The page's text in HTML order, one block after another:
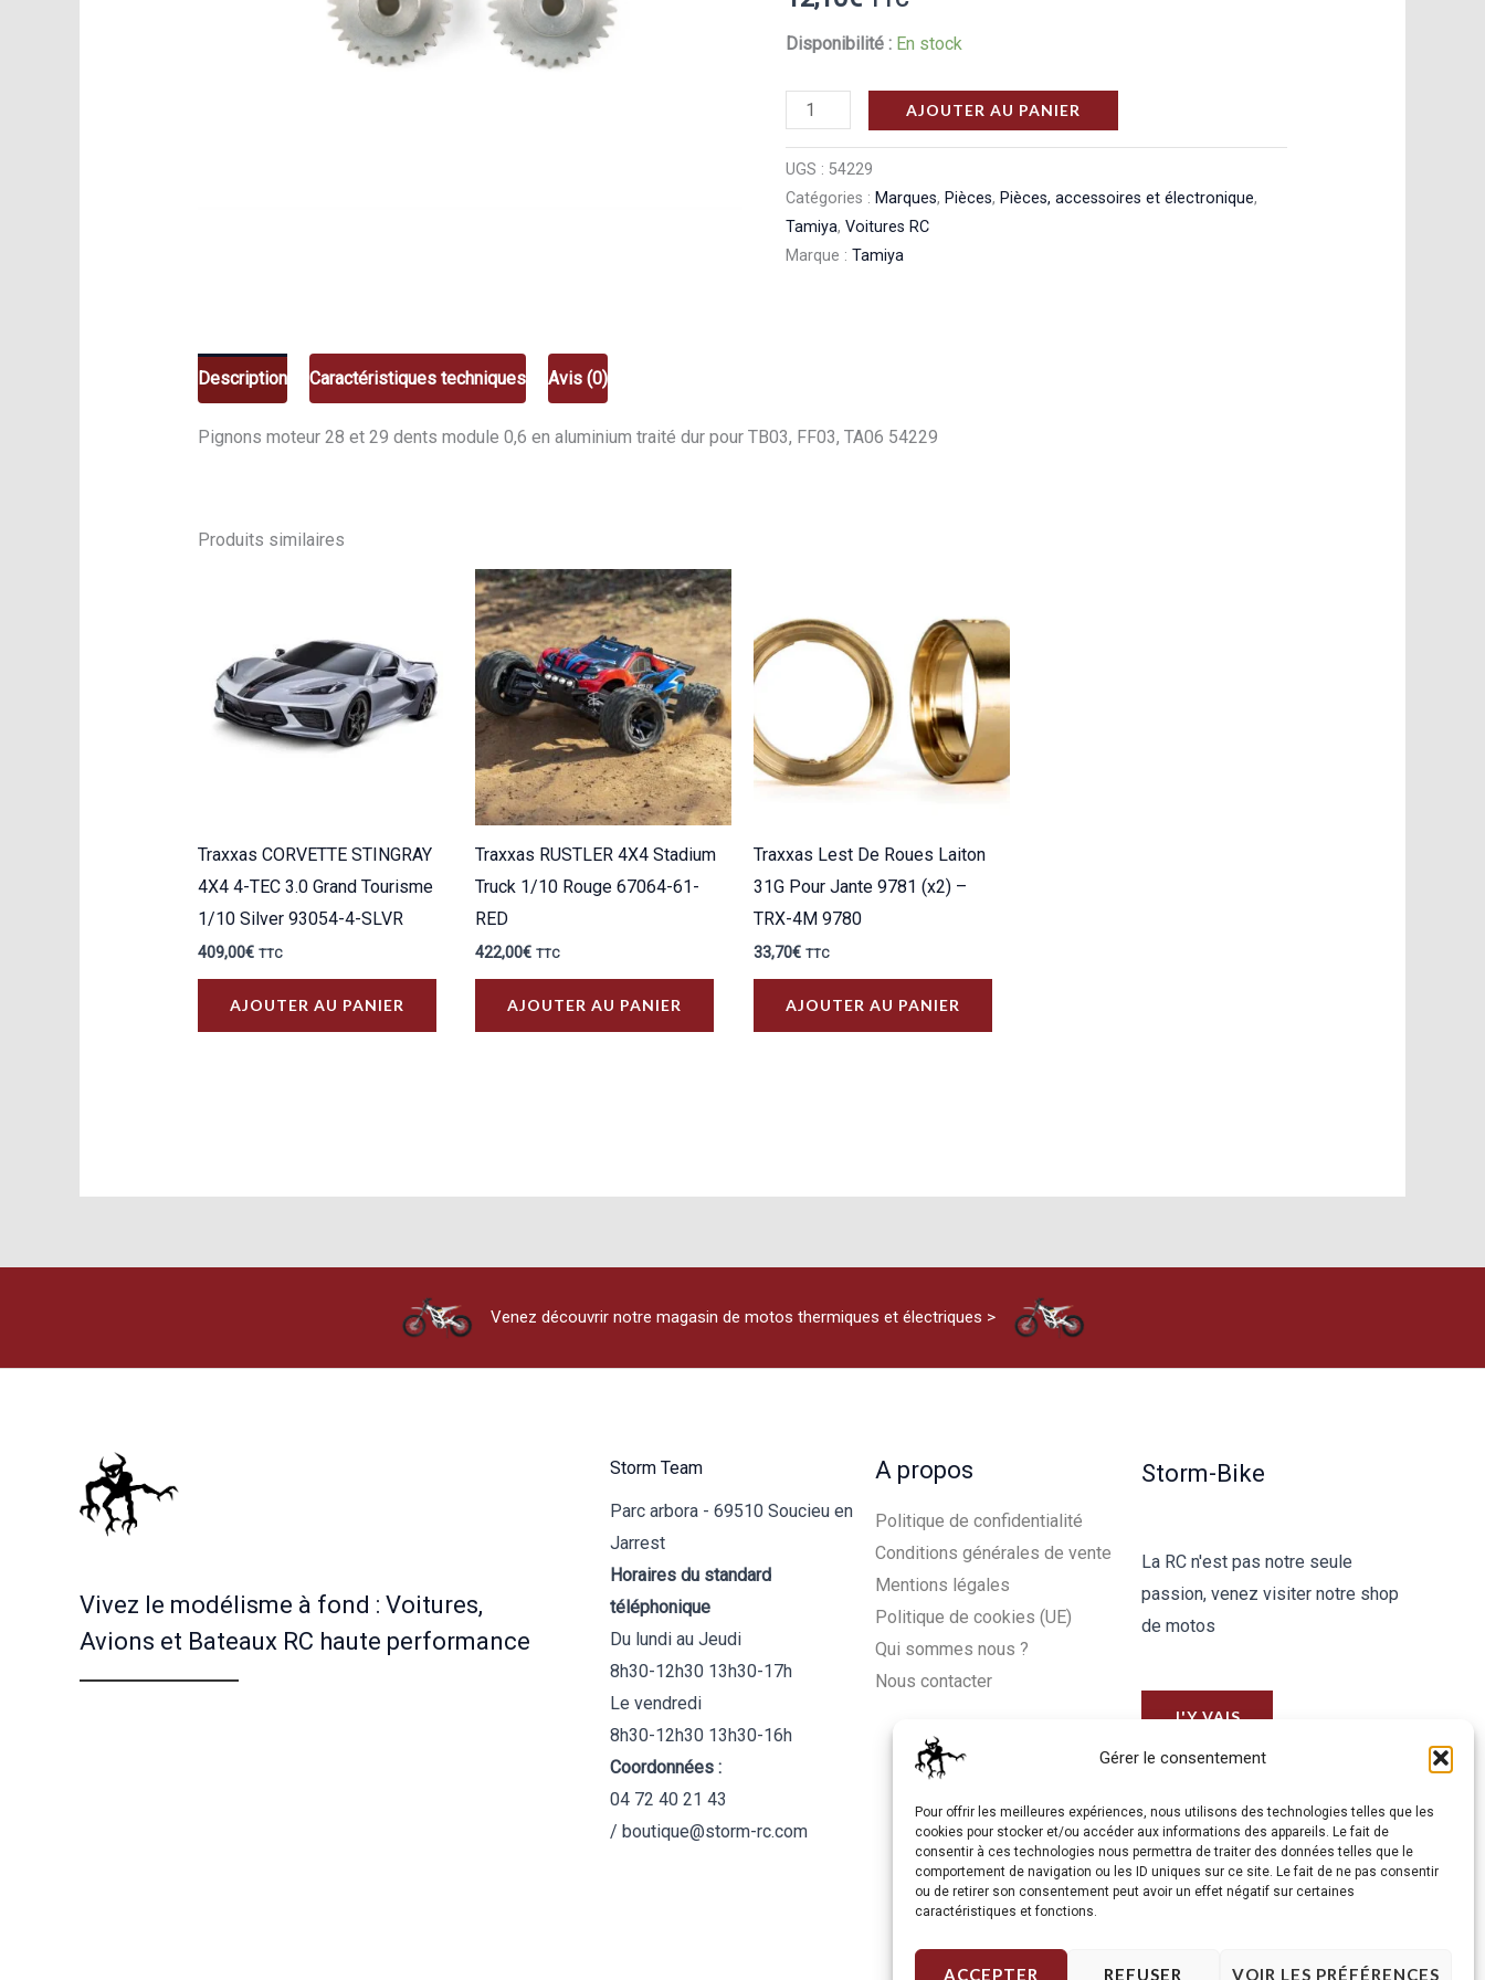
Gérer le consentement
Pour offrir les meilleures expériences, nous utilisons des technologies telles que les
cookies pour stocker et/ou accéder aux informations des appareils. Le fait de
consentir à ces technologies nous permettra de traiter des données telles que le
comportement de navigation ou les ID uniques sur ce site. Le fait de ne pas consentir
ou de retirer son consentement peut avoir un effet négatif sur certaines
caractéristiques et fonctions.
ACCEPTER REFUSER VOIR LES PRÉFÉRENCES
Disponibilité : En stock
quantité
Tamiya
Pignons
moteur
28/29T
AJOUTER AU PANIER
UGS :54229
Catégories : Marques, Pièces, Pièces, accessoires et électronique,
Tamiya,Voitures RC
Marque :Tamiya
Description Caractéristiques techniques Avis (0)
Pignons moteur 28 et 29 dents module 0,6 en aluminium traité dur pour TB03, FF03, TA06 54229
Produits similaires
Traxxas CORVETTE STINGRAY
4X4 4-TEC 3.0 Grand Tourisme
1/10 Silver 93054-4-SLVR
409,00€ TTC
AJOUTER AU PANIER
Traxxas RUSTLER 4X4 Stadium
Truck 1/10 Rouge 67064-61-
RED
422,00€ TTC
AJOUTER AU PANIER
Traxxas Lest De Roues Laiton
31G Pour Jante 9781 (x2) –
TRX-4M 9780
33,70€ TTC
AJOUTER AU PANIER
Venez découvrir notre magasin de motos thermiques et électriques >
Vivez le modélisme à fond : Voitures,
Avions et Bateaux RC haute performance
Storm Team
Parc arbora - 69510 Soucieu en
Jarrest
Horaires du standard
téléphonique
Du lundi au Jeudi
8h30-12h30 13h30-17h
Le vendredi
8h30-12h30 13h30-16h
Coordonnées :
04 72 40 21 43
/ boutique@storm-rc.com
A propos
Politique de confidentialité
Conditions générales de vente
Mentions légales
Politique de cookies (UE)
Qui sommes nous ?
Nous contacter
Storm-Bike
La RC n'est pas notre seule
passion, venez visiter notre shop
de motos
J'Y VAIS